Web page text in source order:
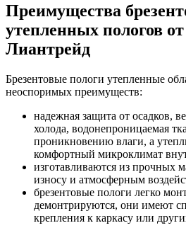
Преимущества
утепленных пологов
Лиантрейд
Брезентовые пологи утепленные
неоспоримых преимуществ:
надежная защита от осадков,
холода, водонепроницаемая
проникновению влаги, а
комфортный микроклимат
изготавливаются из прочных
износу и атмосферным
брезентовые пологи легко
демонтрируются, они имеют
крепления к каркасу или